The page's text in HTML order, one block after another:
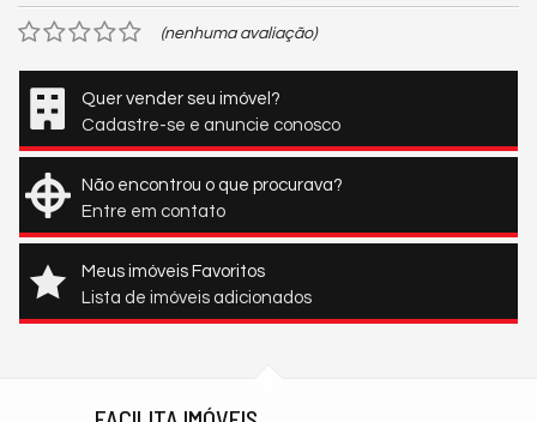
(nenhuma avaliação)
Quer vender seu imóvel?
Cadastre-se e anuncie conosco
Não encontrou o que procurava?
Entre em contato
Meus imóveis Favoritos
Lista de imóveis adicionados